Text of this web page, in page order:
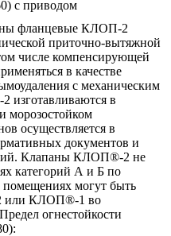
с приводом
фланцевые КЛОП-2
приточно-вытяжной
числе компенсирующей
в качестве
с механическим
в
осуществляется в
документов и
Клапаны КЛОП®-2 не
категорий А и Б по
могут быть
или КЛОП®-1 во
огнестойкости